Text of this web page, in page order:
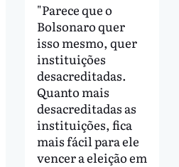
"Parece que o
Bolsonaro quer
isso mesmo, quer
instituições
desacreditadas.
Quanto mais
desacreditadas as
instituições, fica
mais fácil para ele
vencer a eleição em